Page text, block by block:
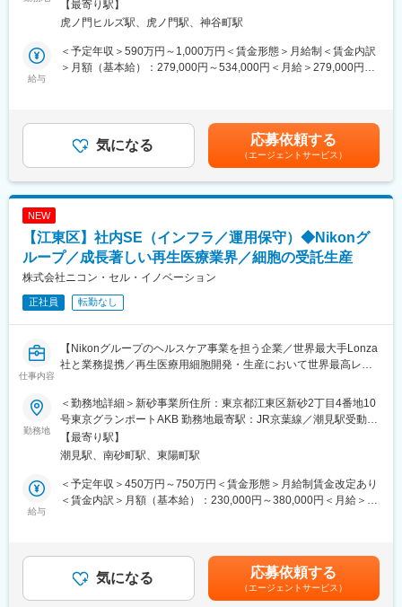
■長期就業しやすい環境
・在宅勤務制度 ：本部署は週2~3回ほど利用されております。
・最低週1回のノー残業デーの設定など、日々の就業時間の管理を
申請・承認後に適用される資格手当です。
対象資格：
弁護士（国内）・弁護士（海外）・公認会計士・税理士・一級建
支給額：
※弁護士費用は会社が全負担しております。
■当社について：
世界160の国と地域に展開するグローバル総合医療機器メーカー
へと成長しました。
変更の範囲：会社の定める業務
S&OP領域の強化に伴い、課題整理から実行推進まで担うプロジ
ェクト人材を募集します。
■組織
（1）Cross-Functional Strategy
国内工場や本部機能と連携し、部門横断プロジェクトや業務改革
■業務内容
【Cross-Functional Strategy】
・全社重要プロジェクトのPMO（計画策定、進捗・課題管理、意
・工場、事業部、本部機能との調整・合意形成
【Cross-Business Synergy】
・事業横断課題の分析・改善推進
・海外拠点との会議、資料作成、情報共有を通じたプロジェクト
推進
・組織変革、人材育成、チェンジマネジメント施策の推進
■長期就業しやすい環境
・最低週1回のノー残業デーの設定など、日々の就業時間の管理を
徹底。メリハリのある職場環境づくりを推進。
煙対策：敷地内喫煙可能場所あり変更の範囲：会社の定める事業
所
【最寄り駅】
虎ノ門ヒルズ駅、虎ノ門駅、神谷町駅
給与
＜予定年収＞590万円～1,000万円＜賃金形態＞月給制＜賃金内訳
＞月額（基本給）：279,000円～534,000円＜月給＞279,000円～
格あり（年1回）■職位：一般職～主任職賃金はあくまでも目安の
金額であり、選考を通じて上下する可能性があります。月給(月額)
は固定手当を含めた表記です。
気になる 応募依頼する
（エージェントサービス）
NEW
【江東区】社内SE（インフラ／運用保守）◆Nikonグ
ループ／成長著しい再生医療業界／細胞の受託生産
株式会社ニコン・セル・イノベーション
正社員 転勤なし
仕事内容
【Nikonグループのヘルスケア事業を担う企業／世界最大手Lonza
社と業務提携／再生医療用細胞開発・生産において世界最高レベ
【業務内容】
今回は、インフラ周りの運用保守を担っていただける方を募集し
ます。
■ネットワーク及びサーバーに関わる保守・管理（ベンダー連携、
ニコンIT部門との調整等）
■オフィスPCや共有フォルダに関わる保守、管理、問い合わせ対
勤務地
＜勤務地詳細＞新砂事業所住所：東京都江東区新砂2丁目4番地10
号東京グランポートAKB 勤務地最寄駅：JR京葉線／潮見駅受動喫
煙対策：屋内全面禁煙変更の範囲：会社の定める事業所
【最寄り駅】
潮見駅、南砂町駅、東陽町駅
給与
＜予定年収＞450万円～750万円＜賃金形態＞月給制賃金改定あり
＜賃金内訳＞月額（基本給）：230,000円～380,000円＜月給＞
されます。(例：課長職5万)賃金はあくまでも目安の金額であり、
選考を通じて上下する可能性があります。月給(月額)は固定手当を
含めた表記です。
気になる 応募依頼する
（エージェントサービス）